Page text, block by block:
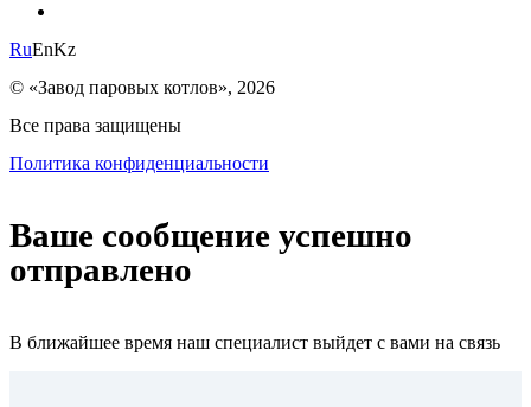
RuEnKz
© «Завод паровых котлов», 2026
Все права защищены
Политика конфиденциальности
Ваше сообщение успешно
отправлено
В ближайшее время наш специалист выйдет с вами на связь